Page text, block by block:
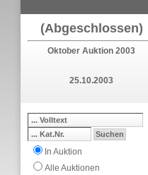
(Abgeschlossen)
Oktober Auktion 2003
25.10.2003
In Auktion
Alle Auktionen